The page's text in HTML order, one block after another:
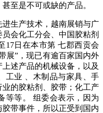
至是不可或缺的产品。
生产技术，越南展销与广
会化工分会、中国胶粘剂
17日在本市第 七郡西贡会
展”，现已有逾百家国内外
述产品的机械设备，以及
工业 、木制品与家具、手
的胶粘剂、胶带；化工产
等等。 组委会表示，因为
带事件，所以正受到国内